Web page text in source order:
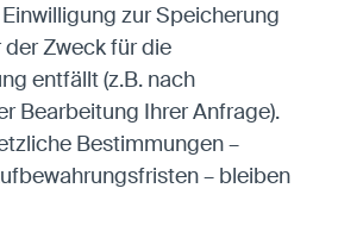
zur Speicherung
Zweck für die
entfällt (z.B. nach
Bearbeitung Ihrer Anfrage).
Bestimmungen –
– bleiben